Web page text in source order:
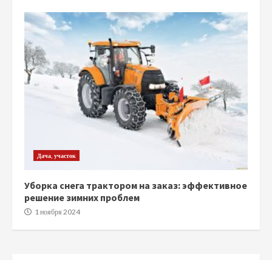
Дача, участок
Уборка снега трактором на заказ: эффективное
решение зимних проблем
1 ноября 2024